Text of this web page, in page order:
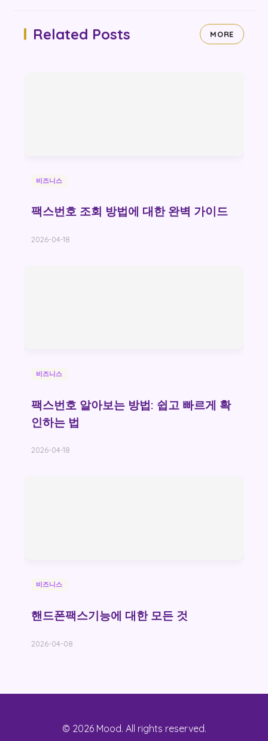
Related Posts MORE
비즈니스
팩스번호 조회 방법에 대한 완벽 가이드
2026-04-18
비즈니스
팩스번호 알아보는 방법: 쉽고 빠르게 확
인하는 법
2026-04-18
비즈니스
핸드폰팩스기능에 대한 모든 것
2026-04-08
© 2026 Mood. All rights reserved.